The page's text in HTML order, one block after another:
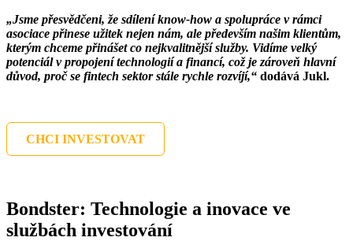
„Jsme přesvědčeni, že sdílení know-how a spolupráce v rámci
asociace přinese užitek nejen nám, ale především našim klientům,
kterým chceme přinášet co nejkvalitnější služby. Vidíme velký
potenciál v propojení technologií a financí, což je zároveň hlavní
důvod, proč se fintech sektor stále rychle rozvíjí,“ dodává Jukl.
CHCI INVESTOVAT
Bondster: Technologie a inovace ve
službách investování